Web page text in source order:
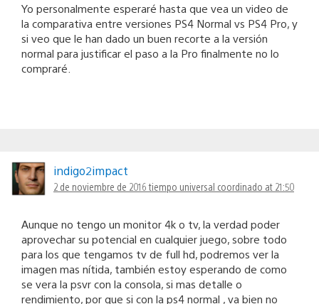
Yo personalmente esperaré hasta que vea un video de
la comparativa entre versiones PS4 Normal vs PS4 Pro, y
si veo que le han dado un buen recorte a la versión
normal para justificar el paso a la Pro finalmente no lo
compraré.
indigo2impact
2 de noviembre de 2016 tiempo universal coordinado at 21:50
Aunque no tengo un monitor 4k o tv, la verdad poder
aprovechar su potencial en cualquier juego, sobre todo
para los que tengamos tv de full hd, podremos ver la
imagen mas nítida, también estoy esperando de como
se vera la psvr con la consola, si mas detalle o
rendimiento, por que si con la ps4 normal , va bien no